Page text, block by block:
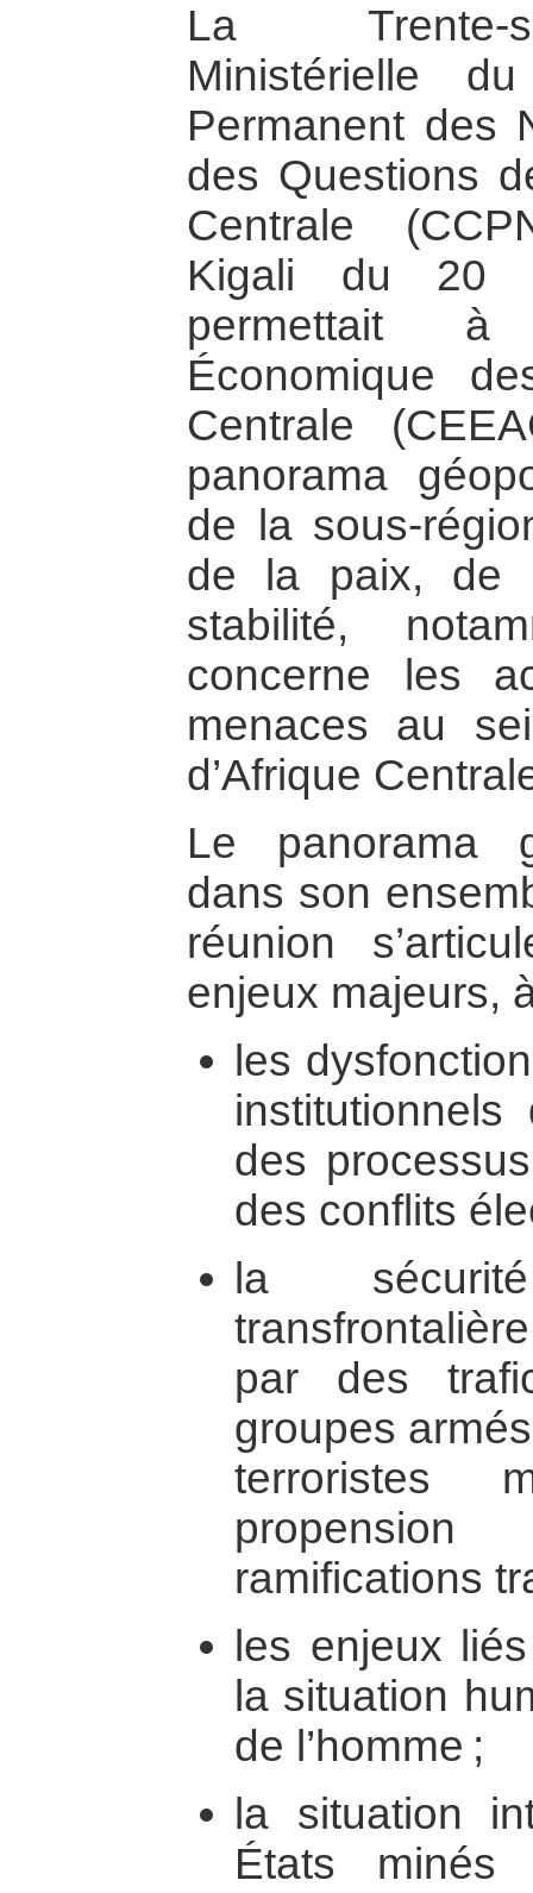
La Trente-
Ministérielle
Permanent des
des Questions
Centrale
Kigali du 20
permettait à
Économique
Centrale
panorama
de la sous-
de la paix, de
stabilité,
concerne les
menaces au
d’Afrique
Le panorama
dans son
réunion
enjeux majeurs,
les
institutionnels
des
des conflits
la
par des
groupes
terroristes
ramifications
les enjeux
la situation
de l’homme ;
la situation
États minés